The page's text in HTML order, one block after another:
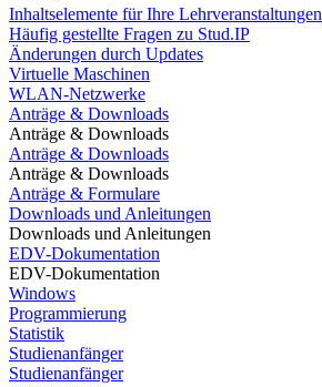
Inhaltselemente für Ihre Lehrveranstaltungen
Häufig gestellte Fragen zu Stud.IP
Änderungen durch Updates
Virtuelle Maschinen
WLAN-Netzwerke
Anträge & Downloads
Anträge & Downloads
Anträge & Downloads
Anträge & Downloads
Anträge & Formulare
Downloads und Anleitungen
Downloads und Anleitungen
EDV-Dokumentation
EDV-Dokumentation
Windows
Programmierung
Statistik
Studienanfänger
Studienanfänger